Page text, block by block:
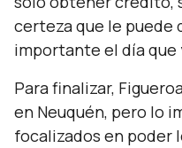
certeza que le puede
importante el día que
Para finalizar,
en Neuquén, pero lo
focalizados en poder